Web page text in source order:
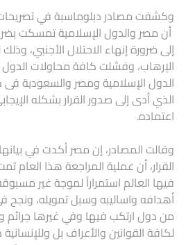
أن مصر والدول الإسلامية تمسكت
إلى ضرورة إنهاء الاحتلال الأجنبي،
الاٍرهاب، وفشلت كافة محاولات
الدول الإسلامية ومصر والسعودية فى
الذي أدى إلى صدور القرار بشكله
اعتماده.
وقالت المصادر، إن مصر أكدت في
القرار، أن عملية المراجعة هذا
فيها العالم استمراراً لموجة غير
أهدافه واساليبه وسبل تمويله، ونجح
من دول ارتكب فيها وفي غيرها جرائم
لكافة القوانين والأعراف بل